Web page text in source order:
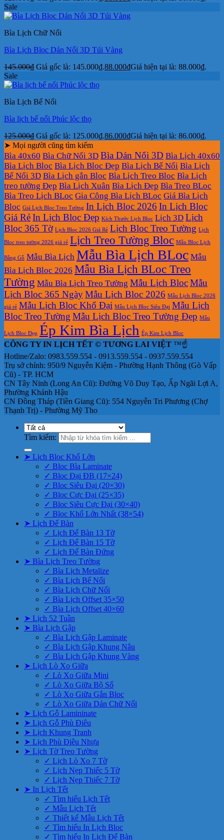
Sale
Bìa Lịch Chữ Nổi
Bìa Lịch Bloc Dán Nổi 3D Túi Vàng
145.000₫ Giá gốc là: 145.000₫.88.000₫Giá hiện tại là: 88.000₫.
Sale
Bìa Lịch Bế Nổi
Bìa lịch bế nổi Phúc lộc thọ
125.000₫ Giá gốc là: 125.000₫.86.000₫Giá hiện tại là: 86.000₫.
➤ Mọi người cũng tìm kiếm
Bìa 40x60 Bìa Chữ Nổi 3D Bìa Dán Nổi 3D Bìa Lịch 40x60
Bìa Lịch Bloc Bìa Lịch Bloc Đẹp Bìa Lịch Bế Nổi Bìa Lịch
Bế Nổi 3D Bìa Lịch gắn Bloc Bìa Lịch Treo Bloc Bìa Lịch
treo tường Đẹp Bìa Lịch Xuân Bìa Lịch Đẹp Bìa Treo BLoc
Bìa Treo Lịch BLoc Gia Công Bìa Lịch BLoc Giá Bìa Lịch
Bloc Giá Lịch Bloc Treo Tường In Lịch Bloc 2026 In Lịch Bloc
Giá RẻIn Lịch Bloc Đẹp Kích Thước Lịch Bloc Lịch 3D Lịch
Bloc 365 Tờ Lịch Bloc 2026 Giá Rẻ Lịch Bloc Treo Tường Lịch
Bloc treo tường 2026 giá rẻ Lịch Treo Tường Bloc Mẫu Bloc Lịch
Bằng Gỗ Mẫu Bìa Lịch Mẫu Bìa Lịch BLoc Mẫu
Bìa Lịch Bloc 2026 Mẫu Bìa Lịch BLoc Treo
Tường Mẫu Bìa Lịch Treo Tường Mẫu Lịch BlocMẫu
Lịch Bloc 365 NgàyMẫu Lịch Bloc 2026 Mẫu Lịch Bloc 2026
giá rẻ Mẫu Lịch Bloc Khổ Đại Mẫu Lịch Bloc Siêu Đại Mẫu Lịch
Bloc Treo Tường Mẫu Lịch Bloc Treo Tường Đẹp Mẫu
Lịch Bloc Đẹp Ép Kim Bìa Lịch Ép Kim Lịch Bloc
CÔNG TY IN LỊCH TẾT © TƯƠNG LAI VIỆT ™☝️
Hotline/Zalo: 0983.559.554 - 0913.559.554 - 0937.559.554
Trụ sở chính: 950/9 Nguyễn Kiệm - Phường Hạnh Thông (Gò Vấp
Cũ) - TP. HCM
CN Tây Ninh (Long An Cũ): Đường Võ Duy Tạo, Ấp Ngãi Lợi A,
Phường Khánh Hậu
CN Đồng Tháp (Tiền Giang Cũ): 554 Nguyễn Tri Phương (Chợ
Thạnh Trị) - Phường Mỹ Tho
Tìm kiếm:
➤ Lịch Bloc Khổ Lớn
✓ Bloc Bìa Laminate
✓ Bloc Đại ĐB (17×24)
✓ Bloc Siêu Đại (20×30)
✓ Bloc Cực Đại (25×35)
✓ Bloc Siêu Cực Đại (30×40)
✓ Bloc Khổ Lớn Nhất (38×54)
➤ Lịch Để Bàn
✓ Lịch Để Bàn 13 Tờ
✓ Lịch Để Bàn 15 Tờ
✓ Lịch Để Bàn Đứng
➤ Bìa Lịch Treo Tường
✓ Bìa Lịch Metalize
✓ Bìa Lịch Bế Nổi
✓ Bìa Lịch Chữ Nổi
✓ Bìa Lịch Offset 35×50
✓ Bìa Lịch Offset 40×60
➤ Lịch 52 Tuần
➤ Bìa Lịch Gập
✓ Bìa Lịch Gập Laminate
✓ Bìa Lịch Gập Khung Nâu
✓ Bìa Lịch Gập Khung Vàng
➤ Lịch Lò Xo Giữa
✓ Lò Xo Giữa Mini
✓ Lò Xo Giữa Bộ Số
✓ Lò Xo Giữa Gắn Bloc
✓ Lò Xo Giữa Dán Chữ Nổi
➤ Lịch Gỗ Lamininate
➤ Lịch Gỗ Phù Điêu
➤ Lịch Khung Tranh
➤ Lịch Phù Điêu Nhựa
➤ Lịch Tờ Treo Tường
✓ Lịch Lò Xo 7 Tờ
✓ Lịch Nẹp Thiếc 5 Tờ
✓ Lịch Nẹp Thiếc 7 Tờ
➤ In Lịch Tết
✓ Tìm hiểu Lịch Tết
✓ Mẫu Lịch Tết
✓ Thiết kế Mẫu Lịch Tết
✓ Tìm hiểu In Lịch Bloc
✓ Tìm hiểu In Lịch Để Bàn